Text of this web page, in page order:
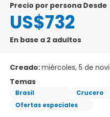
precio por persona Desde
US$732
En base a 2 adultos
Creado:miércoles, 5 de
Temas
Brasil
Crucero
Ofertas especiales